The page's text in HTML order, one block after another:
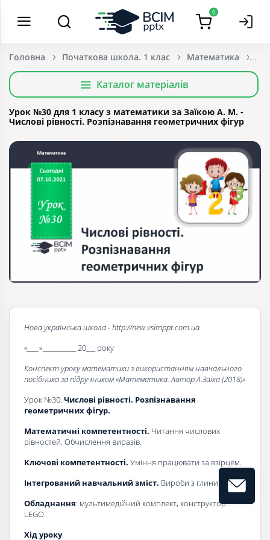
0
Головна Початкова школа. 1 клас Математика
Каталог матеріалів
Урок №30 для 1 класу з математики за Заїкою А. М. -
Числові рівності. Розпізнавання геометричних фігур
Нова українська школа - http://new.vsimppt.com.ua
«____ »___________ 20___ року
Конспект уроку математики з використанням навчального
посібника за підручником «Математика. Автор А.Заїка (2018)»
Урок №30. Числові рівності. Розпізнавання
геометричних фігур.
Математичні компетентності. Читання числових
рівностей. Обчислення виразів.
Ключові компетентності. Уміння працювати за взірцем.
Інтегрований навчальний зміст. Вироби з глини.
Обладнання: мультимедійний комплект, конструктор
LEGO.
Хід уроку